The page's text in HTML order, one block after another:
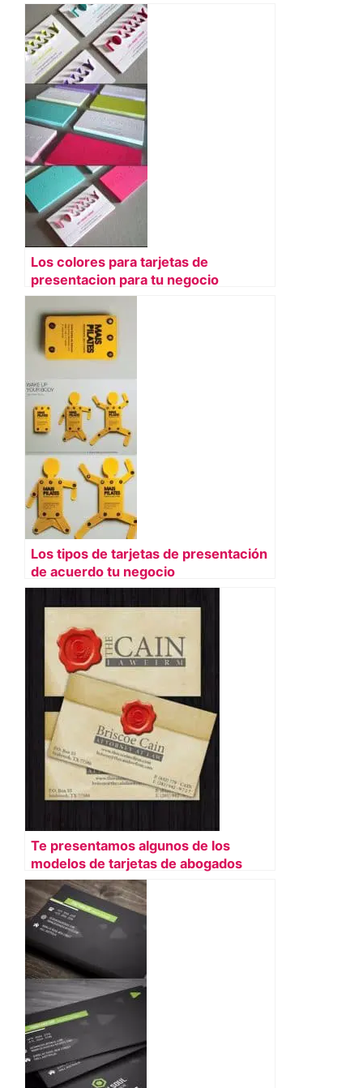
Los colores para tarjetas de
presentacion para tu negocio
Los tipos de tarjetas de presentación
de acuerdo tu negocio
Te presentamos algunos de los
modelos de tarjetas de abogados